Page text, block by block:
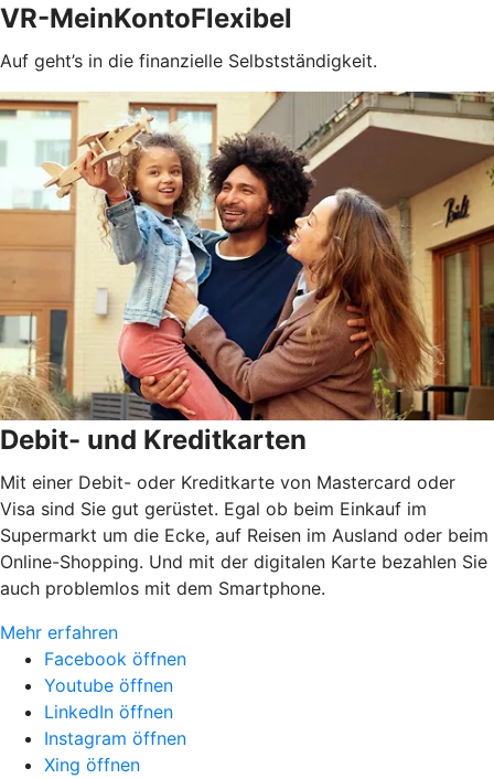
VR-MeinKontoFlexibel
Auf geht’s in die finanzielle Selbstständigkeit.
Debit- und Kreditkarten
Mit einer Debit- oder Kreditkarte von Mastercard oder
Visa sind Sie gut gerüstet. Egal ob beim Einkauf im
Supermarkt um die Ecke, auf Reisen im Ausland oder beim
Online-Shopping. Und mit der digitalen Karte bezahlen Sie
auch problemlos mit dem Smartphone.
Mehr erfahren
Facebook öffnen
Youtube öffnen
LinkedIn öffnen
Instagram öffnen
Xing öffnen